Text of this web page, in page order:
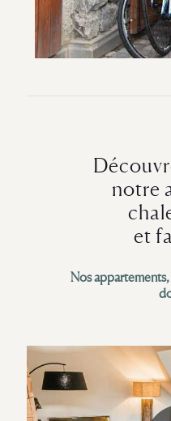
notre
et
Nos